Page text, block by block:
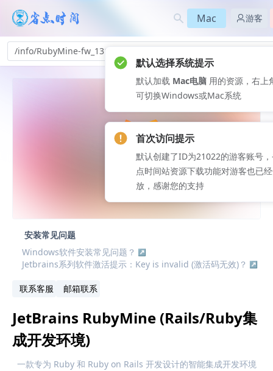
Mac 游客
/info/RubyMine-fw_131
安装常见问题
Windows软件安装常见问题？
Jetbrains系列软件激活提示：Key is invalid (激活码无效)？
联系客服 邮箱联系
JetBrains RubyMine (Rails/Ruby集
成开发环境)
一款专为 Ruby 和 Ruby on Rails 开发设计的智能集成开发环境
默认选择系统提示
默认加载 Mac电脑 用的资源，右上
可切换Windows或Mac系统
首次访问提示
默认创建了ID为21022的游客账号
点时间站资源下载功能对游客也已
放，感谢您的支持